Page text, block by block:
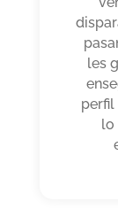
les
lo